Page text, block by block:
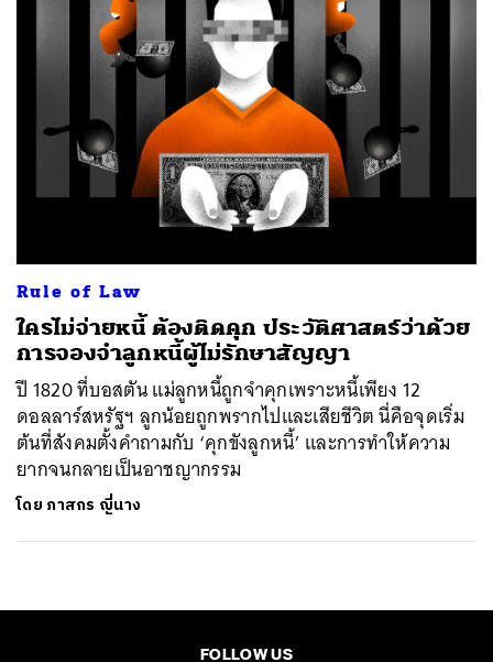
Rule of Law
ใครไม่จ่ายหนี้ ต้องติดคุก ประวัติศาสตร์ว่าด้วย
การจองจำลูกหนี้ผู้ไม่รักษาสัญญา
ปี 1820 ที่บอสตัน แม่ลูกหนี้ถูกจำคุกเพราะหนี้เพียง 12
ดอลลาร์สหรัฐฯ ลูกน้อยถูกพรากไปและเสียชีวิต นี่คือจุดเริ่ม
ต้นที่สังคมตั้งคำถามกับ ‘คุกขังลูกหนี้’ และการทำให้ความ
ยากจนกลายเป็นอาชญากรรม
โดย ภาสกร ญี่นาง
FOLLOW US